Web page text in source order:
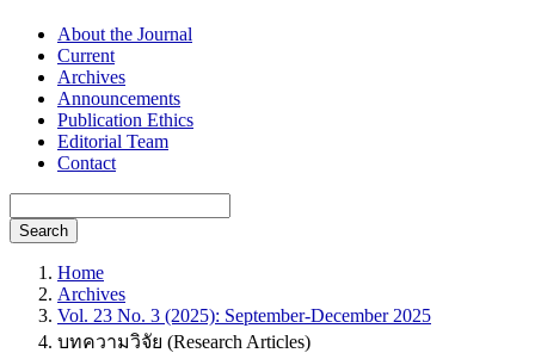
About the Journal
Current
Archives
Announcements
Publication Ethics
Editorial Team
Contact
Search
Home
Archives
Vol. 23 No. 3 (2025): September-December 2025
บทความวิจัย (Research Articles)